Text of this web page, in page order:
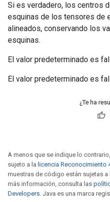
Si es verdadero, los centros
esquinas de los tensores de
alineados, conservando los
esquinas.
El valor predeterminado es
El valor predeterminado es
¿Te ha
A menos que se indique lo
sujeto a la licencia Reconocimiento
muestras de código están sujetas a
más información, consulta las
Developers. Java es una marca